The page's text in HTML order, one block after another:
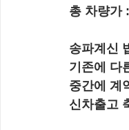
총 차량가
송파계신
기존에 다
중간에 계
신차출고